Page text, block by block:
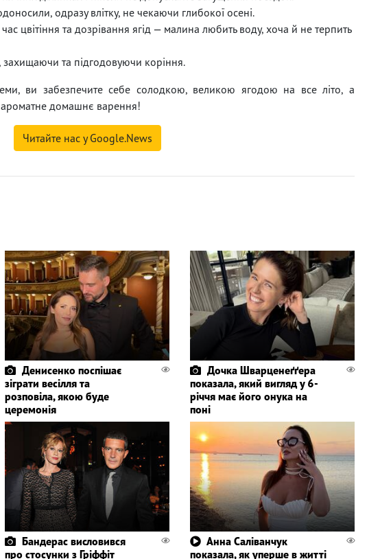
одразу влітку, не чекаючи глибокої осені.
цвітіння та дозрівання ягід — малина любить воду, хоча й не терпить
та підгодовуючи коріння.
ви забезпечите себе солодкою, великою ягодою на все літо, а
ароматне домашнє варення!
Читайте нас у Google.News
Денисенко поспішає
зіграти весілля та
розповіла, якою буде
церемонія
Дочка Шварценеґґера
показала, який вигляд у 6-
річчя має його онука на
поні
Бандерас висловився
про стосунки з Гріффіт
Анна Саліванчук
показала, як уперше в житті